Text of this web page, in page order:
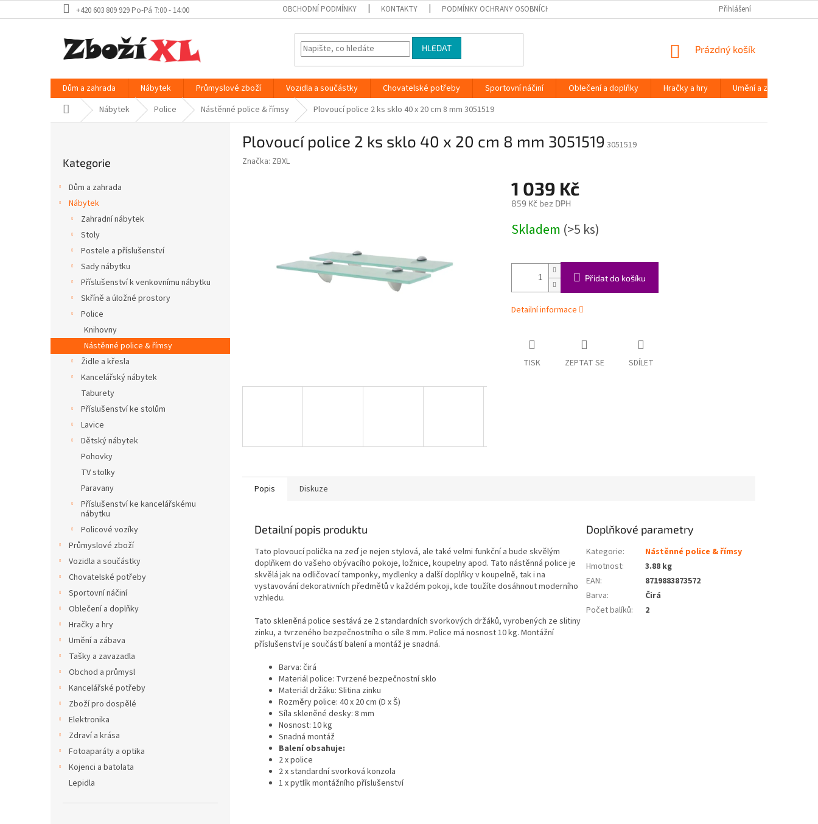
na
+420 603 809 929 Po-Pá 7:00 - 14:00 OBCHODNÍ PODMÍNKY KONTAKTY PODMÍNKY OCHRANY OSOBNÍCH ÚDAJŮ Přihlášení
HLEDAT
NÁKUPNÍ
Prázdný košík
Dům a zahrada Nábytek Průmyslové zboží Vozidla a součástky Chovatelské potřeby Sportovní náčiní Oblečení a doplňky Hračky a hry Umění a zábava
Domů Nábytek Police Nástěnné police & římsy Plovoucí police 2 ks sklo 40 x 20 cm 8 mm 3051519
kategorie
Kategorie
Dům a zahrada
Nábytek
Zahradní nábytek
Stoly
Postele a příslušenství
Sady nábytku
Příslušenství k venkovnímu nábytku
Skříně a úložné prostory
Police
Knihovny
Nástěnné police & římsy
Židle a křesla
Kancelářský nábytek
Taburety
Příslušenství ke stolům
Lavice
Dětský nábytek
Pohovky
TV stolky
Paravany
Příslušenství ke kancelářskému
nábytku
Policové vozíky
Průmyslové zboží
Vozidla a součástky
Chovatelské potřeby
Sportovní náčiní
Oblečení a doplňky
Hračky a hry
Umění a zábava
Tašky a zavazadla
Obchod a průmysl
Kancelářské potřeby
Zboží pro dospělé
Elektronika
Zdraví a krása
Fotoaparáty a optika
Kojenci a batolata
Lepidla
Plovoucí police 2 ks sklo 40 x 20 cm 8 mm 3051519 3051519
Značka: ZBXL
1 039 Kč
859 Kč bez DPH
cena:
Skladem (>5 ks)
Přidat do košíku
Detailní informace
TISK ZEPTAT SE SDÍLET
Popis Diskuze
Detailní popis produktu
Tato plovoucí polička na zeď je nejen stylová, ale také velmi funkční a bude skvělým
doplňkem do vašeho obývacího pokoje, ložnice, koupelny apod. Tato nástěnná police je
skvělá jak na odličovací tamponky, mydlenky a další doplňky v koupelně, tak i na
vystavování dekorativních předmětů v každém pokoji, kde toužíte dosáhnout moderního
vzhledu.
Tato skleněná police sestává ze 2 standardních svorkových držáků, vyrobených ze slitiny
zinku, a tvrzeného bezpečnostního o síle 8 mm. Police má nosnost 10 kg. Montážní
příslušenství je součástí balení a montáž je snadná.
Barva: čirá
Materiál police: Tvrzené bezpečnostní sklo
Materiál držáku: Slitina zinku
Rozměry police: 40 x 20 cm (D x Š)
Síla skleněné desky: 8 mm
Nosnost: 10 kg
Snadná montáž
Balení obsahuje:
2 x police
2 x standardní svorková konzola
1 x pytlík montážního příslušenství
Doplňkové parametry
Kategorie:
Nástěnné police & římsy
Hmotnost:
3.88 kg
EAN:
8719883873572
Barva:
Čirá
Počet balíků: 2